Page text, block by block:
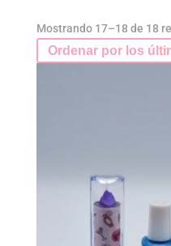
Mostrando 17–18 de 18